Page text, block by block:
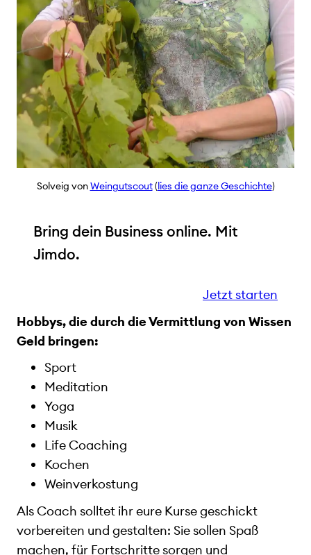
Solveig vonWeingutscout(lies die ganze Geschichte)
Bring dein Business online. Mit
Jimdo.
Jetzt starten
Hobbys, die durch die Vermittlung von Wissen
Geld bringen:
Sport
Meditation
Yoga
Musik
Life Coaching
Kochen
Weinverkostung
Als Coach solltet ihr eure Kurse geschickt
vorbereiten und gestalten: Sie sollen Spaß
machen, für Fortschritte sorgen und